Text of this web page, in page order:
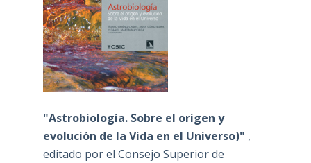
"Astrobiología. Sobre el origen y
evolución de la Vida en el Universo)" ,
editado por el Consejo Superior de